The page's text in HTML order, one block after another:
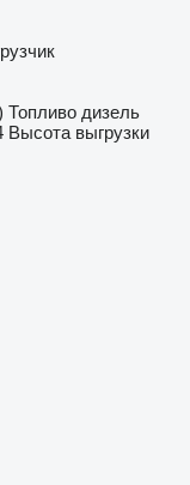
Топливо дизель
Высота выгрузки